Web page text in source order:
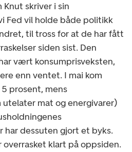
skriver i sin
Fed vil holde både politikk
til tross for at de har fått
siden sist. Den
vært konsumprisveksten,
enn ventet. I mai kom
prosent, mens
utelater mat og energivarer)
har dessuten gjort et byks.
overrasket klart på oppsiden.